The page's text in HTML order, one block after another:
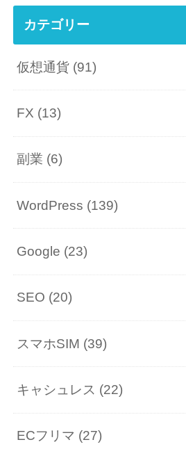
カテゴリー
仮想通貨 (91)
FX (13)
副業 (6)
WordPress (139)
Google (23)
SEO (20)
スマホSIM (39)
キャシュレス (22)
ECフリマ (27)